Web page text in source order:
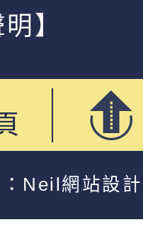
】
Neil網站設